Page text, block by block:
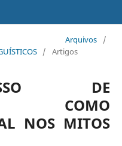
Arquivos
/
/ Artigos
DE
COMO
NOS MITOS